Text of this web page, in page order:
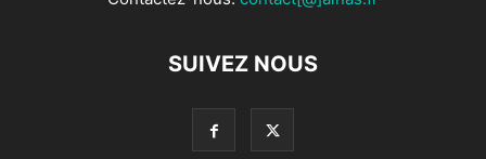
SUIVEZ NOUS